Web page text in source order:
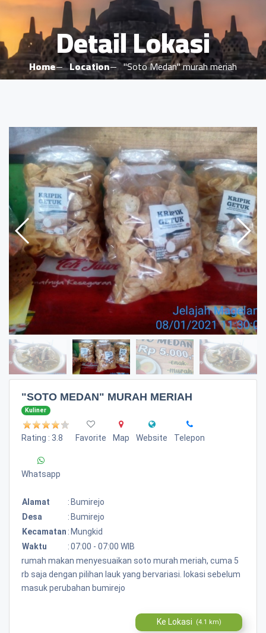
Detail Lokasi
Home Location "Soto Medan" murah meriah
"SOTO MEDAN" MURAH MERIAH
Kuliner
Rating : 3.8 Favorite Map Website Telepon
Whatsapp
Alamat : Bumirejo
Desa
: Bumirejo
Kecamatan : Mungkid
Waktu
:07:00 - 07:00 WIB
rumah makan menyesuaikan soto murah meriah, cuma 5
rb saja dengan pilihan lauk yang bervariasi. lokasi sebelum
masuk perubahan bumirejo
Ke Lokasi (4.1 km)